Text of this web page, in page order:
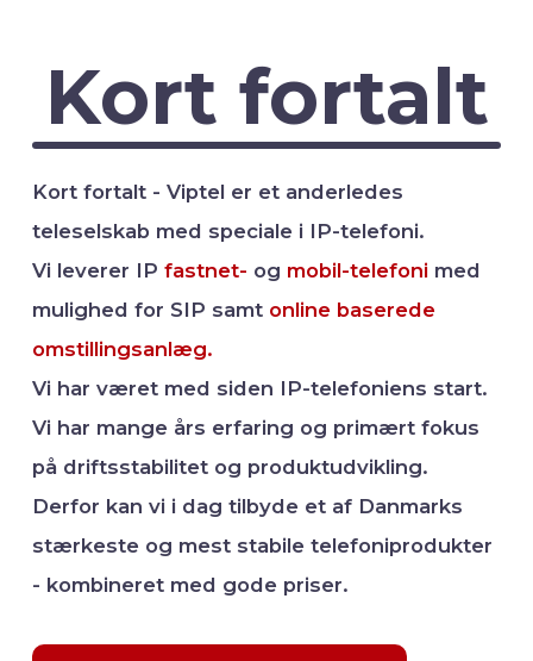
Kort fortalt
Kort fortalt - Viptel er et anderledes
teleselskab med speciale i IP-telefoni.
Vi leverer IPfastnet- og mobil-telefoni med
mulighed for SIP samt online baserede
omstillingsanlæg.
Vi har været med siden IP-telefoniens start.
Vi har mange års erfaring og primært fokus
på driftsstabilitet og produktudvikling.
Derfor kan vi i dag tilbyde et af Danmarks
stærkeste og mest stabile telefoniprodukter
- kombineret med gode priser.